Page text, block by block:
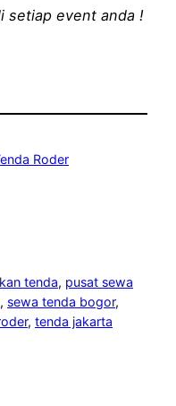
setiap event anda !
Roder
tenda, pusat sewa
, sewa tenda bogor
, tenda jakarta